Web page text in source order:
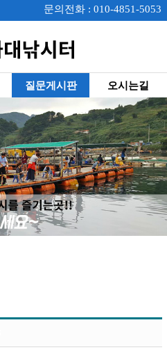
문의전화 : 010-4851-5053
질문게시판 오시는길